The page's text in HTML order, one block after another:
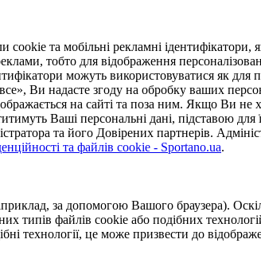
та мобільні рекламні ідентифікатори,
тобто для відображення
можуть використовуватися як для
Ви надасте згоду на обробку ваших
на сайті та поза ним. Якщо Ви не
Ваші персональні дані, підставою для
та його Довірених партнерів.
та файлів cookie - Sportano.ua.
за допомогою Вашого браузера).
типів файлів cookie або подібних
технології, це може призвести до